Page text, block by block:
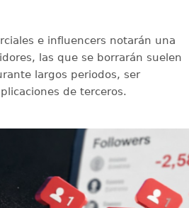
e influencers notarán una
las que se borrarán suelen
largos periodos, ser
de terceros.